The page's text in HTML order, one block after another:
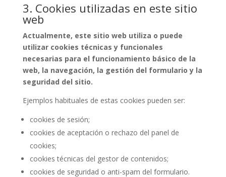
3. Cookies utilizadas en este sitio
web
Actualmente, este sitio web utiliza o puede
utilizar cookies técnicas y funcionales
necesarias para el funcionamiento básico de la
web, la navegación, la gestión del formulario y la
seguridad del sitio.
Ejemplos habituales de estas cookies pueden ser:
cookies de sesión;
cookies de aceptación o rechazo del panel de
cookies;
cookies técnicas del gestor de contenidos;
cookies de seguridad o anti-spam del formulario.